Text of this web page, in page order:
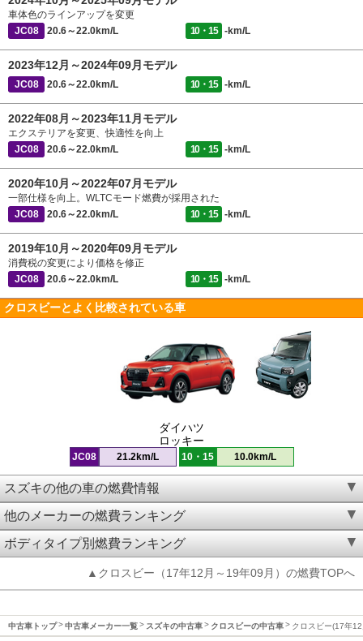
車体色のラインアップを変更
JC08
20.6～22.0km/L 10・15 -km/L
2023年12月～2024年09月モデル
JC08 20.6～22.0km/L 10・15 -km/L
2022年08月～2023年11月モデル
エクステリアを変更、快適性を向上
JC08
20.6～22.0km/L 10・15 -km/L
2020年10月～2022年07月モデル
一部仕様を向上。WLTCモード燃費が採用された
JC08
20.6～22.0km/L 10・15 -km/L
2019年10月～2020年09月モデル
消費税の変更により価格を修正
JC08
20.6～22.0km/L 10・15 -km/L
クロスビーとよく比較されている車
ダイハツ
ロッキー
JC08 21.2km/L 10・15 10.0km/L
スズキの他の車の燃費情報
他のメーカーの燃費ランキング
ボディタイプ別燃費ランキング
▲クロスビー（17年12月～19年09月）の燃費TOPへ
中古車トップ 中古車メーカー一覧 スズキの中古車 クロスビーの中古車 クロスビー(17年